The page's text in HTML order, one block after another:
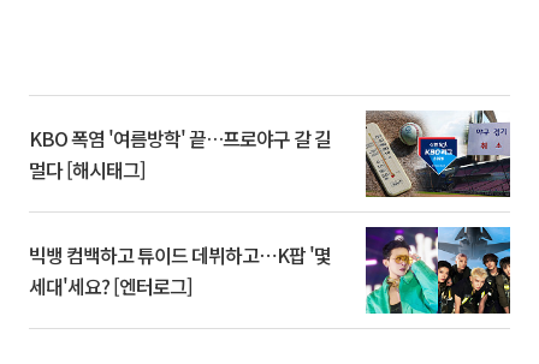
KBO 폭염 '여름방학' 끝…프로야구 갈 길
멀다 [해시태그]
빅뱅 컴백하고 튜이드 데뷔하고⋯K팝 '몇
세대'세요? [엔터로그]